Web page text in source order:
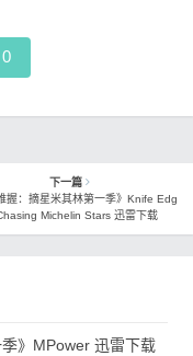
0
下一篇
握：摘星米其林第一季》Knife Edg
Michelin Stars 迅雷下载
季》MPower 迅雷下载